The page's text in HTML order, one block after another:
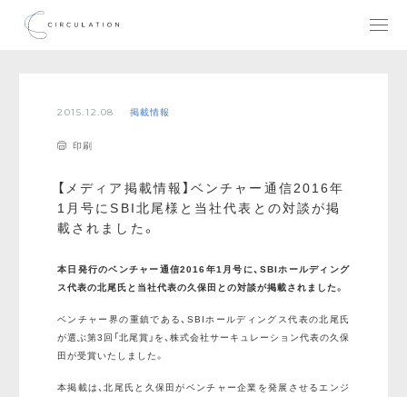
2015.12.08 掲載情報
印刷
【メディア掲載情報】ベンチャー通信2016年
1月号にSBI北尾様と当社代表との対談が掲
載されました。
本日発行のベンチャー通信2016年1月号に、SBIホールディング
ス代表の北尾氏と当社代表の久保田との対談が掲載されました。
ベンチャー界の重鎮である、SBIホールディングス代表の北尾氏
が選ぶ第3回「北尾賞」を、株式会社サーキュレーション代表の久保
田が受賞いたしました。
本掲載は、北尾氏と久保田がベンチャー企業を発展させるエンジ